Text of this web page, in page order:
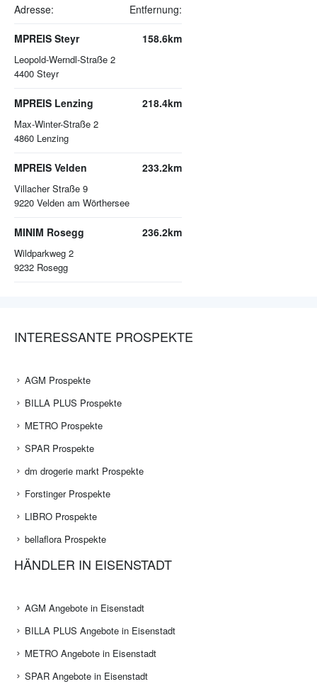
Adresse: Entfernung:
MPREIS Steyr
Leopold-Werndl-Straße 2
4400 Steyr
158.6km
MPREIS Lenzing
Max-Winter-Straße 2
4860 Lenzing
218.4km
MPREIS Velden
Villacher Straße 9
9220 Velden am Wörthersee
233.2km
MINIM Rosegg
Wildparkweg 2
9232 Rosegg
236.2km
INTERESSANTE PROSPEKTE
AGM Prospekte
BILLA PLUS Prospekte
METRO Prospekte
SPAR Prospekte
dm drogerie markt Prospekte
Forstinger Prospekte
LIBRO Prospekte
bellaflora Prospekte
HÄNDLER IN EISENSTADT
AGM Angebote in Eisenstadt
BILLA PLUS Angebote in Eisenstadt
METRO Angebote in Eisenstadt
SPAR Angebote in Eisenstadt